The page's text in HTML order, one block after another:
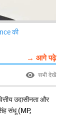
की
→ आगे पढ़े
सभी देखें
उदासीनता और
संधू (MP,